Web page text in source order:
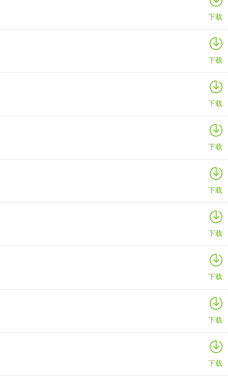
下载
下载
下载
下载
下载
下载
下载
下载
下载